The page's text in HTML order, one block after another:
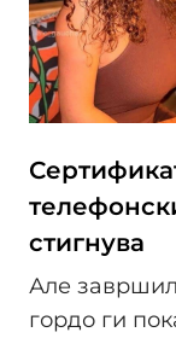
стигнува
Але
гордо ги